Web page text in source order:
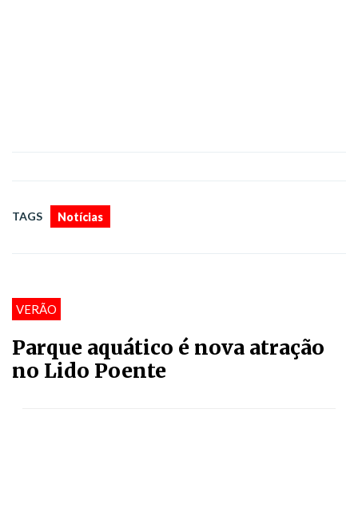
TAGS Notícias
VERÃO
Parque aquático é nova atração
no Lido Poente